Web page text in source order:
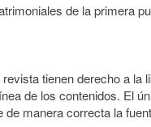
de la primera
tienen derecho a
de los contenidos. El
de manera correcta la